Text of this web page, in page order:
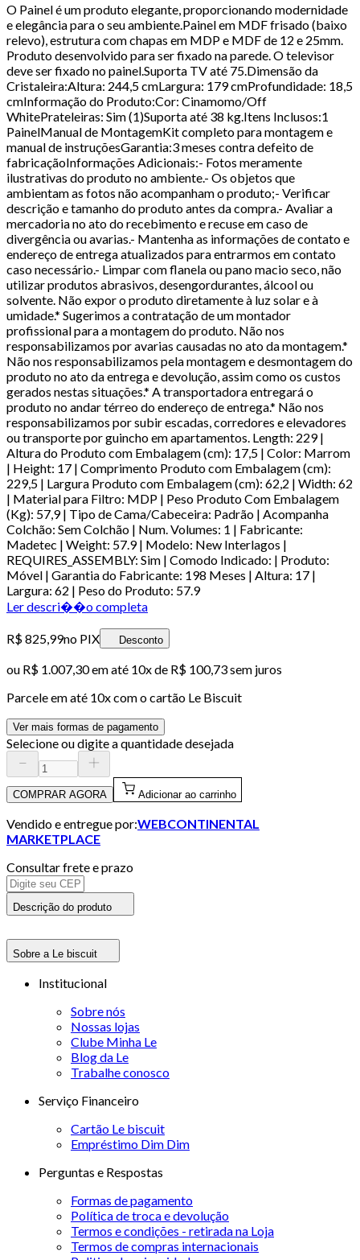
O Painel é um produto elegante, proporcionando modernidade
e elegância para o seu ambiente.Painel em MDF frisado (baixo
relevo), estrutura com chapas em MDP e MDF de 12 e 25mm.
Produto desenvolvido para ser fixado na parede. O televisor
deve ser fixado no painel.Suporta TV até 75.Dimensão da
Cristaleira:Altura: 244,5 cmLargura: 179 cmProfundidade: 18,5
cmInformação do Produto:Cor: Cinamomo/Off
WhitePrateleiras: Sim (1)Suporta até 38 kg.Itens Inclusos:1
PainelManual de MontagemKit completo para montagem e
manual de instruçõesGarantia:3 meses contra defeito de
fabricaçãoInformações Adicionais:- Fotos meramente
ilustrativas do produto no ambiente.- Os objetos que
ambientam as fotos não acompanham o produto;- Verificar
descrição e tamanho do produto antes da compra.- Avaliar a
mercadoria no ato do recebimento e recuse em caso de
divergência ou avarias.- Mantenha as informações de contato e
endereço de entrega atualizados para entrarmos em contato
caso necessário.- Limpar com flanela ou pano macio seco, não
utilizar produtos abrasivos, desengordurantes, álcool ou
solvente. Não expor o produto diretamente à luz solar e à
umidade.* Sugerimos a contratação de um montador
profissional para a montagem do produto. Não nos
responsabilizamos por avarias causadas no ato da montagem.*
Não nos responsabilizamos pela montagem e desmontagem do
produto no ato da entrega e devolução, assim como os custos
gerados nestas situações.* A transportadora entregará o
produto no andar térreo do endereço de entrega.* Não nos
responsabilizamos por subir escadas, corredores e elevadores
ou transporte por guincho em apartamentos. Length: 229 |
Altura do Produto com Embalagem (cm): 17,5 | Color: Marrom
| Height: 17 | Comprimento Produto com Embalagem (cm):
229,5 | Largura Produto com Embalagem (cm): 62,2 | Width: 62
| Material para Filtro: MDP | Peso Produto Com Embalagem
(Kg): 57,9 | Tipo de Cama/Cabeceira: Padrão | Acompanha
Colchão: Sem Colchão | Num. Volumes: 1 | Fabricante:
Madetec | Weight: 57.9 | Modelo: New Interlagos |
REQUIRES_ASSEMBLY: Sim | Comodo Indicado: | Produto:
Móvel | Garantia do Fabricante: 198 Meses | Altura: 17 |
Largura: 62 | Peso do Produto: 57.9
Ler descri��o completa
R$ 825,99no PIX Desconto
ou R$ 1.007,30em até 10x de R$ 100,73 sem juros
Parcele em até 10x com o cartão Le Biscuit
Ver mais formas de pagamento
Selecione ou digite a quantidade desejada
COMPRAR AGORA Adicionar ao carrinho
Vendido e entregue por:WEBCONTINENTAL
MARKETPLACE
Consultar frete e prazo
Descrição do produto
Sobre a Le biscuit
Institucional
Sobre nós
Nossas lojas
Clube Minha Le
Blog da Le
Trabalhe conosco
Serviço Financeiro
Cartão Le biscuit
Empréstimo Dim Dim
Perguntas e Respostas
Formas de pagamento
Política de troca e devolução
Termos e condições - retirada na Loja
Termos de compras internacionais